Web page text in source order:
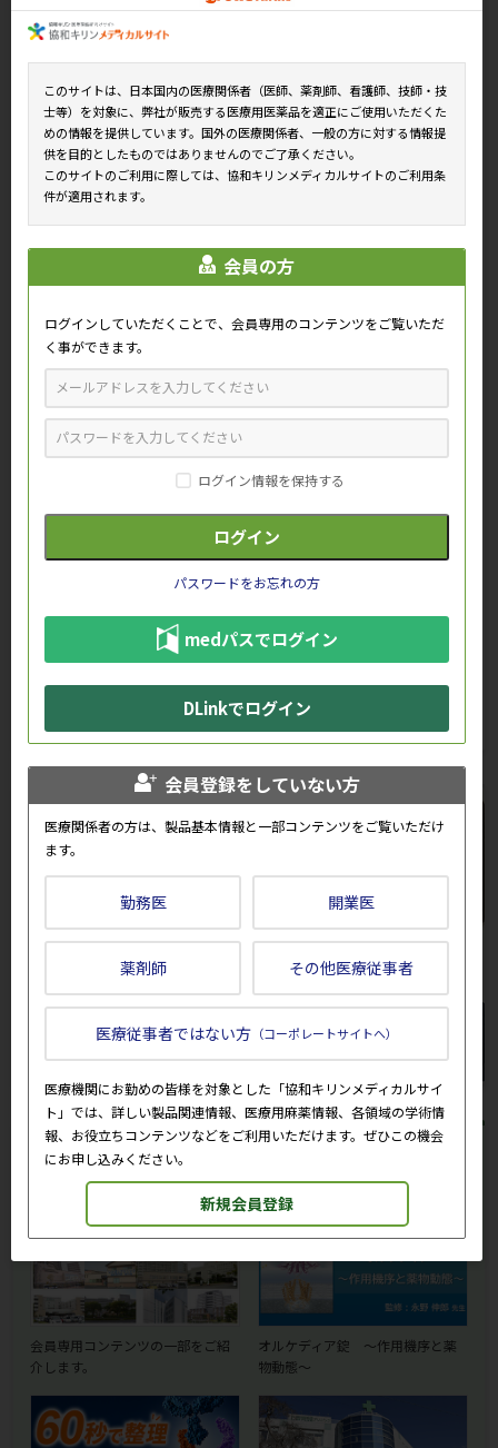
動画「60秒で整理 ルミセフの基本情報（作用機序・用法
及び用量）」
「ルミセフ®の海外第Ⅲ相試験と日本人尋常性乾癬患者を対
象としたESPRIT試験」公開
一覧を見る
おすすめ情報
会員専用コンテンツの一部をご紹
介します。
オルケディア錠 ～作用機序と薬
物動態～
このサイトは、日本国内の医療関係者（医師、薬剤師、看護師、技師・技
士等）を対象に、弊社が販売する医療用医薬品を適正にご使用いただくた
めの情報を提供しています。国外の医療関係者、一般の方に対する情報提
供を目的としたものではありませんのでご了承ください。
このサイトのご利用に際しては、協和キリンメディカルサイトのご利用条
件が適用されます。
会員登録をしていない方
医療関係者の方は、製品基本情報と一部コンテンツをご覧いただけ
ます。
勤務医 開業医
薬剤師 その他医療従事者
医療従事者ではない方 （コーポレートサイトへ）
医療機関にお勤めの皆様を対象とした「協和キリンメディカルサイ
ト」では、詳しい製品関連情報、医療用麻薬情報、各領域の学術情
報、お役立ちコンテンツなどをご利用いただけます。ぜひこの機会
にお申し込みください。
新規会員登録
会員の方
ログインしていただくことで、会員専用のコンテンツをご覧いただ
く事ができます。
ログイン情報を保持する
パスワードをお忘れの方
medパスでログイン
DLinkでログイン